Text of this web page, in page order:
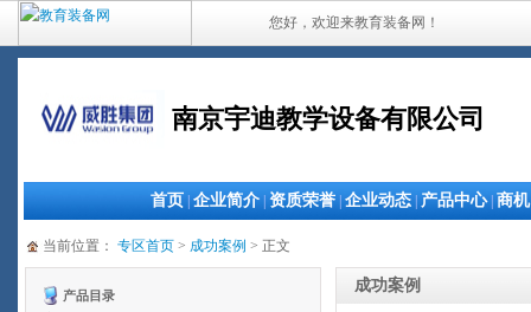
您好，欢迎来教育装备网！
南京宇迪教学设备有限公司
首页 企业简介 资质荣誉 企业动态 产品中心| 商机
当前位置： 专区首页 > 成功案例 > 正文
产品目录
成功案例